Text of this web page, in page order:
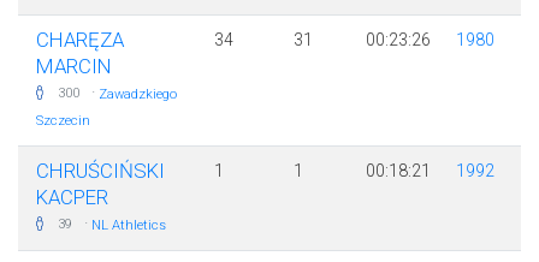
CHARĘZA
MARCIN
300 · Zawadzkiego
Szczecin
34 31 00:23:26 1980
CHRUŚCIŃSKI
KACPER
39 · NL Athletics
1 1 00:18:21 1992